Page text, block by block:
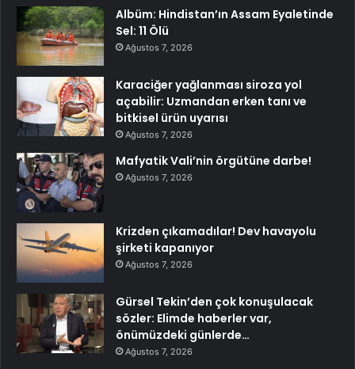
Albüm: Hindistan’ın Assam Eyaletinde
Sel: 11 Ölü
Ağustos 7, 2026
Karaciğer yağlanması siroza yol
açabilir: Uzmandan erken tanı ve
bitkisel ürün uyarısı
Ağustos 7, 2026
Mafyatik Vali’nin örgütüne darbe!
Ağustos 7, 2026
Krizden çıkamadılar! Dev havayolu
şirketi kapanıyor
Ağustos 7, 2026
Gürsel Tekin’den çok konuşulacak
sözler: Elimde haberler var,
önümüzdeki günlerde…
Ağustos 7, 2026